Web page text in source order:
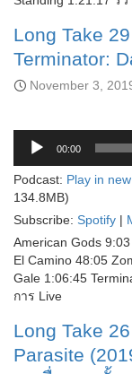
Long Take
Terminator:
November 3,
00:00
Podcast: Play in
134.8MB)
Subscribe: Spotify |
American Gods
El Camino 48:05
Gale 1:06:45
การ Live
Long Take
Parasite